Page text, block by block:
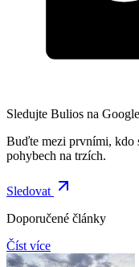
Sledujte Bulios na
Buďte mezi prvními, kdo
pohybech na trzích.
Sledovat
Doporučené články
Číst více